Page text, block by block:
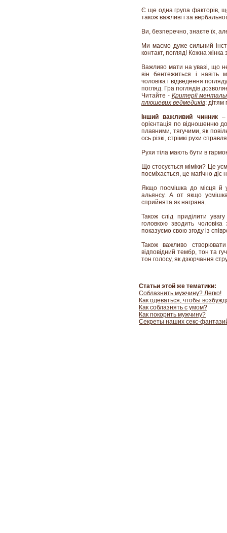
Є ще одна група факторів,
також важливі і за вербальної
Ви, безперечно, знаєте їх,
Ми маємо дуже сильний
контакт, погляд! Кожна жінка
Важливо мати на увазі, що
він бентежиться і навіть
чоловіка і відведення
погляд. Гра поглядів
Читайте - Критерії
плюшевих ведмедиків: дітям
Інший важливий чинник–
орієнтація по відношенню
плавними, тягучими, як
ось різкі, стрімкі рухи
Рухи тіла мають бути в
Що стосується міміки? Це
посміхається, це магічно діє
Якщо посмішка до місця й
альянсу. А от якщо
сприйнята як награна.
Також слід приділити
головкою зводить
показуємо свою згоду із
Також важливо
відповідний тембр, тон та
тон голосу, як дзюрчання
Статьи этой же тематики:
Соблазнить мужчину? Легко!
Как одеваться, чтобы
Как соблазнять с умом?
Как покорить мужчину?
Секреты наших секс-